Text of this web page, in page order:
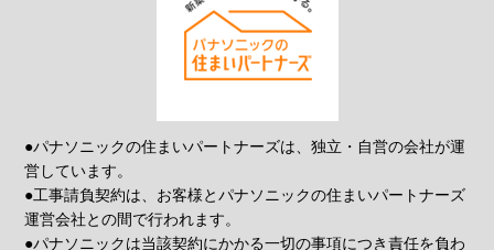
●パナソニックの住まいパートナーズは、独立・自営の会社が運
営しています。
●工事請負契約は、お客様とパナソニックの住まいパートナーズ
運営会社との間で行われます。
●パナソニックは当該契約にかかる一切の事項につき責任を負わ